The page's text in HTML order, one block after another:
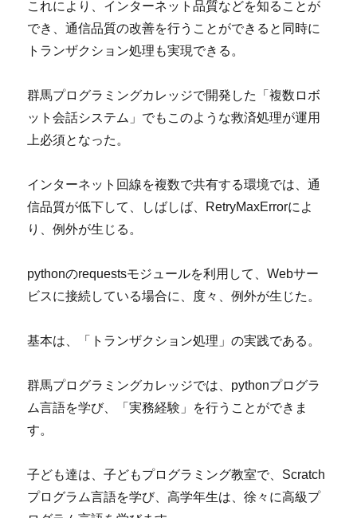
これにより、インターネット品質などを知ることが
でき、通信品質の改善を行うことができると同時に
トランザクション処理も実現できる。
群馬プログラミングカレッジで開発した「複数ロボ
ット会話システム」でもこのような救済処理が運用
上必須となった。
インターネット回線を複数で共有する環境では、通
信品質が低下して、しばしば、RetryMaxErrorによ
り、例外が生じる。
pythonのrequestsモジュールを利用して、Webサー
ビスに接続している場合に、度々、例外が生じた。
基本は、「トランザクション処理」の実践である。
群馬プログラミングカレッジでは、pythonプログラ
ム言語を学び、「実務経験」を行うことができま
す。
子ども達は、子どもプログラミング教室で、Scratch
プログラム言語を学び、高学年生は、徐々に高級プ